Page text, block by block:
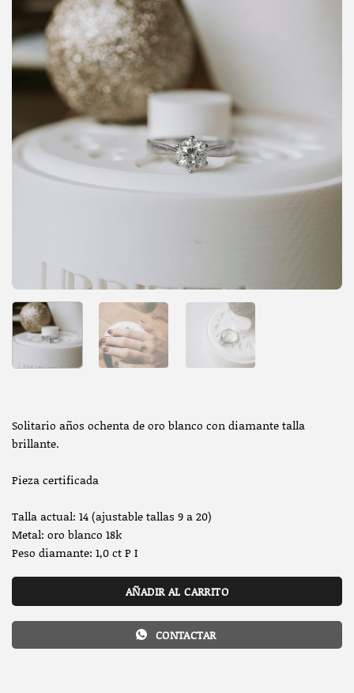
Solitario años ochenta de oro blanco con diamante talla
brillante.
Pieza certificada
Talla actual: 14 (ajustable tallas 9 a 20)
Metal: oro blanco 18k
Peso diamante: 1,0 ct P I
AÑADIR AL CARRITO
CONTACTAR